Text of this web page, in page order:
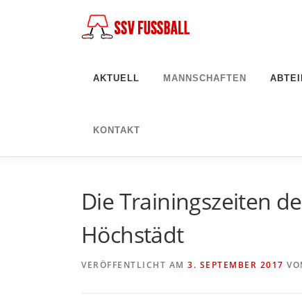
AKTUELL MANNSCHAFTEN
KONTAKT
Die Trainingszeiten
Höchstädt
VERÖFFENTLICHT AM 3. SEPTEMBER 2017